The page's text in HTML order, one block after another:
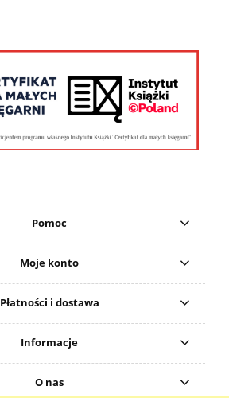
Pomoc
Moje konto
Płatności i dostawa
Informacje
O nas